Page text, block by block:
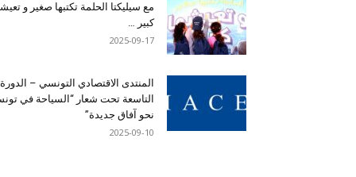
مع سيليكتا الحلمة تكتبها صغير و
كبير …
2025-09-17
المنتدى الاقتصادي التونسي – الدورة
التاسعة تحت شعار “السياحة في
نحو آفاق جديدة”
2025-09-10